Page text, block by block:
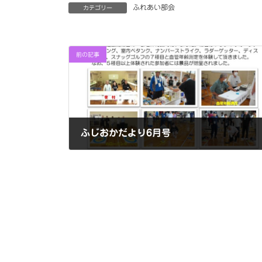
カテゴリー ふれあい部会
前の記事
ふじおかだより6月号